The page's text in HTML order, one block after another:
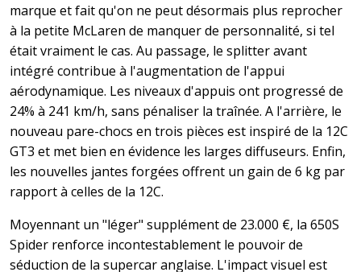
marque et fait qu'on ne peut désormais plus reprocher
à la petite McLaren de manquer de personnalité, si tel
était vraiment le cas. Au passage, le splitter avant
intégré contribue à l'augmentation de l'appui
aérodynamique. Les niveaux d'appuis ont progressé de
24% à 241 km/h, sans pénaliser la traînée. A l'arrière, le
nouveau pare-chocs en trois pièces est inspiré de la 12C
GT3 et met bien en évidence les larges diffuseurs. Enfin,
les nouvelles jantes forgées offrent un gain de 6 kg par
rapport à celles de la 12C.
Moyennant un "léger" supplément de 23.000 €, la 650S
Spider renforce incontestablement le pouvoir de
séduction de la supercar anglaise. L'impact visuel est